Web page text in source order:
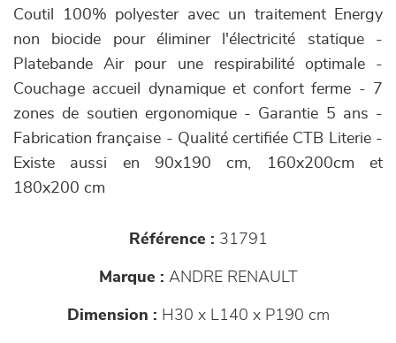
Coutil 100% polyester avec un traitement Energy
non biocide pour éliminer l'électricité statique -
Platebande Air pour une respirabilité optimale -
Couchage accueil dynamique et confort ferme - 7
zones de soutien ergonomique - Garantie 5 ans -
Fabrication française - Qualité certifiée CTB Literie -
Existe aussi en 90x190 cm, 160x200cm et
180x200 cm
Référence : 31791
Marque : ANDRE RENAULT
Dimension : H30 x L140 x P190 cm